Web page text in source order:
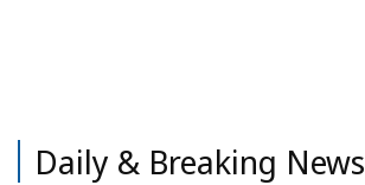
Daily & Breaking News